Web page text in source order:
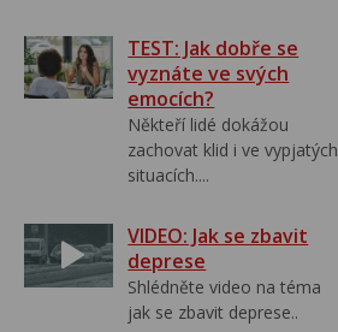
TEST: Jak dobře se
vyznáte ve svých
emocích?
Někteří lidé dokážou
zachovat klid i ve vypjatých
situacích....
VIDEO: Jak se zbavit
deprese
Shlédněte video na téma
jak se zbavit deprese..